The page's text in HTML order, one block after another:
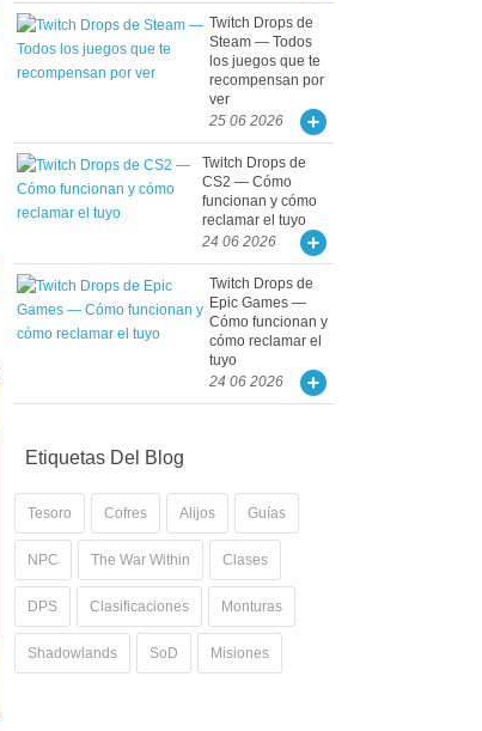
Twitch Drops de
Steam — Todos
los juegos que te
recompensan por
ver
25 06 2026
Twitch Drops de
CS2 — Cómo
funcionan y cómo
reclamar el tuyo
24 06 2026
Twitch Drops de
Epic Games —
Cómo funcionan y
cómo reclamar el
tuyo
24 06 2026
Etiquetas Del Blog
Tesoro Cofres Alijos Guías
NPC The War Within Clases
DPS Clasificaciones Monturas
Shadowlands SoD Misiones